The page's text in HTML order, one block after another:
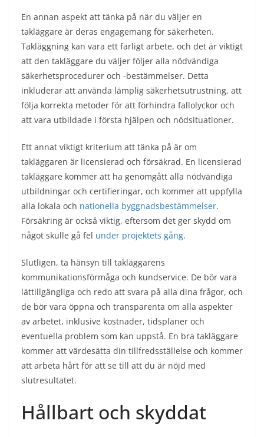
En annan aspekt att tänka på när du väljer en
takläggare är deras engagemang för säkerheten.
Takläggning kan vara ett farligt arbete, och det är viktigt
att den takläggare du väljer följer alla nödvändiga
säkerhetsprocedurer och -bestämmelser. Detta
inkluderar att använda lämplig säkerhetsutrustning, att
följa korrekta metoder för att förhindra fallolyckor och
att vara utbildade i första hjälpen och nödsituationer.
Ett annat viktigt kriterium att tänka på är om
takläggaren är licensierad och försäkrad. En licensierad
takläggare kommer att ha genomgått alla nödvändiga
utbildningar och certifieringar, och kommer att uppfylla
alla lokala och nationella byggnadsbestämmelser.
Försäkring är också viktig, eftersom det ger skydd om
något skulle gå fel under projektets gång.
Slutligen, ta hänsyn till takläggarens
kommunikationsförmåga och kundservice. De bör vara
lättillgängliga och redo att svara på alla dina frågor, och
de bör vara öppna och transparenta om alla aspekter
av arbetet, inklusive kostnader, tidsplaner och
eventuella problem som kan uppstå. En bra takläggare
kommer att värdesätta din tillfredsställelse och kommer
att arbeta hårt för att se till att du är nöjd med
slutresultatet.
Hållbart och skyddat